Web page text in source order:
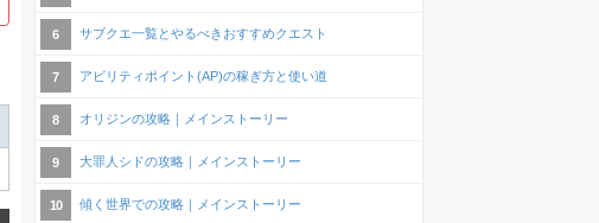
サブクエ一覧とやるべきおすすめクエスト
アビリティポイント(AP)の稼ぎ方と使い道
オリジンの攻略｜メインストーリー
大罪人シドの攻略｜メインストーリー
傾く世界での攻略｜メインストーリー